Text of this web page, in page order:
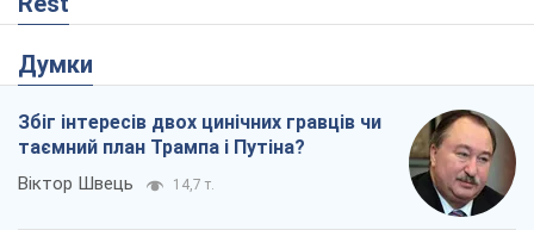
Думки
Збіг інтересів двох цинічних гравців чи
таємний план Трампа і Путіна?
Віктор Швець 14,7 т.